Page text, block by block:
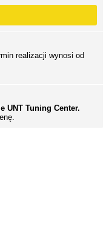
realizacji wynosi od
UNT Tuning Center.